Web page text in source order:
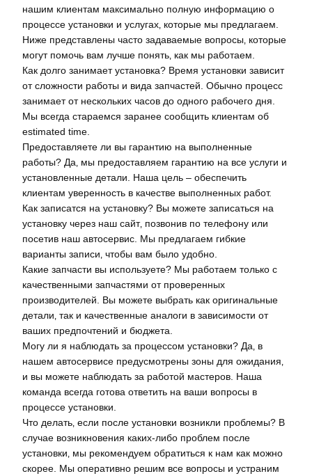
нашим клиентам максимально полную информацию о
процессе установки и услугах‚ которые мы предлагаем.
Ниже представлены часто задаваемые вопросы‚ которые
могут помочь вам лучше понять‚ как мы работаем.
Как долго занимает установка? Время установки зависит
от сложности работы и вида запчастей. Обычно процесс
занимает от нескольких часов до одного рабочего дня.
Мы всегда стараемся заранее сообщить клиентам об
estimated time.
Предоставляете ли вы гарантию на выполненные
работы? Да‚ мы предоставляем гарантию на все услуги и
установленные детали. Наша цель – обеспечить
клиентам уверенность в качестве выполненных работ.
Как записатся на установку? Вы можете записаться на
установку через наш сайт‚ позвонив по телефону или
посетив наш автосервис. Мы предлагаем гибкие
варианты записи‚ чтобы вам было удобно.
Какие запчасти вы используете? Мы работаем только с
качественными запчастями от проверенных
производителей. Вы можете выбрать как оригинальные
детали‚ так и качественные аналоги в зависимости от
ваших предпочтений и бюджета.
Могу ли я наблюдать за процессом установки? Да‚ в
нашем автосервисе предусмотрены зоны для ожидания‚
и вы можете наблюдать за работой мастеров. Наша
команда всегда готова ответить на ваши вопросы в
процессе установки.
Что делать‚ если после установки возникли проблемы? В
случае возникновения каких-либо проблем после
установки‚ мы рекомендуем обратиться к нам как можно
скорее. Мы оперативно решим все вопросы и устраним